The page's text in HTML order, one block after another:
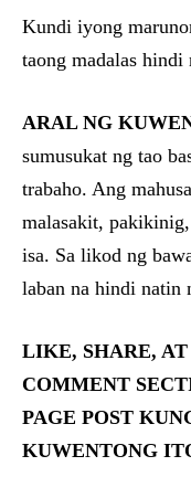
Kundi iyong
taong madalas hindi
ARAL NG
sumusukat ng tao
trabaho. Ang
malasakit,
isa. Sa likod ng
laban na hindi natin
LIKE, SHARE,
COMMENT
PAGE POST
KUWENTONG